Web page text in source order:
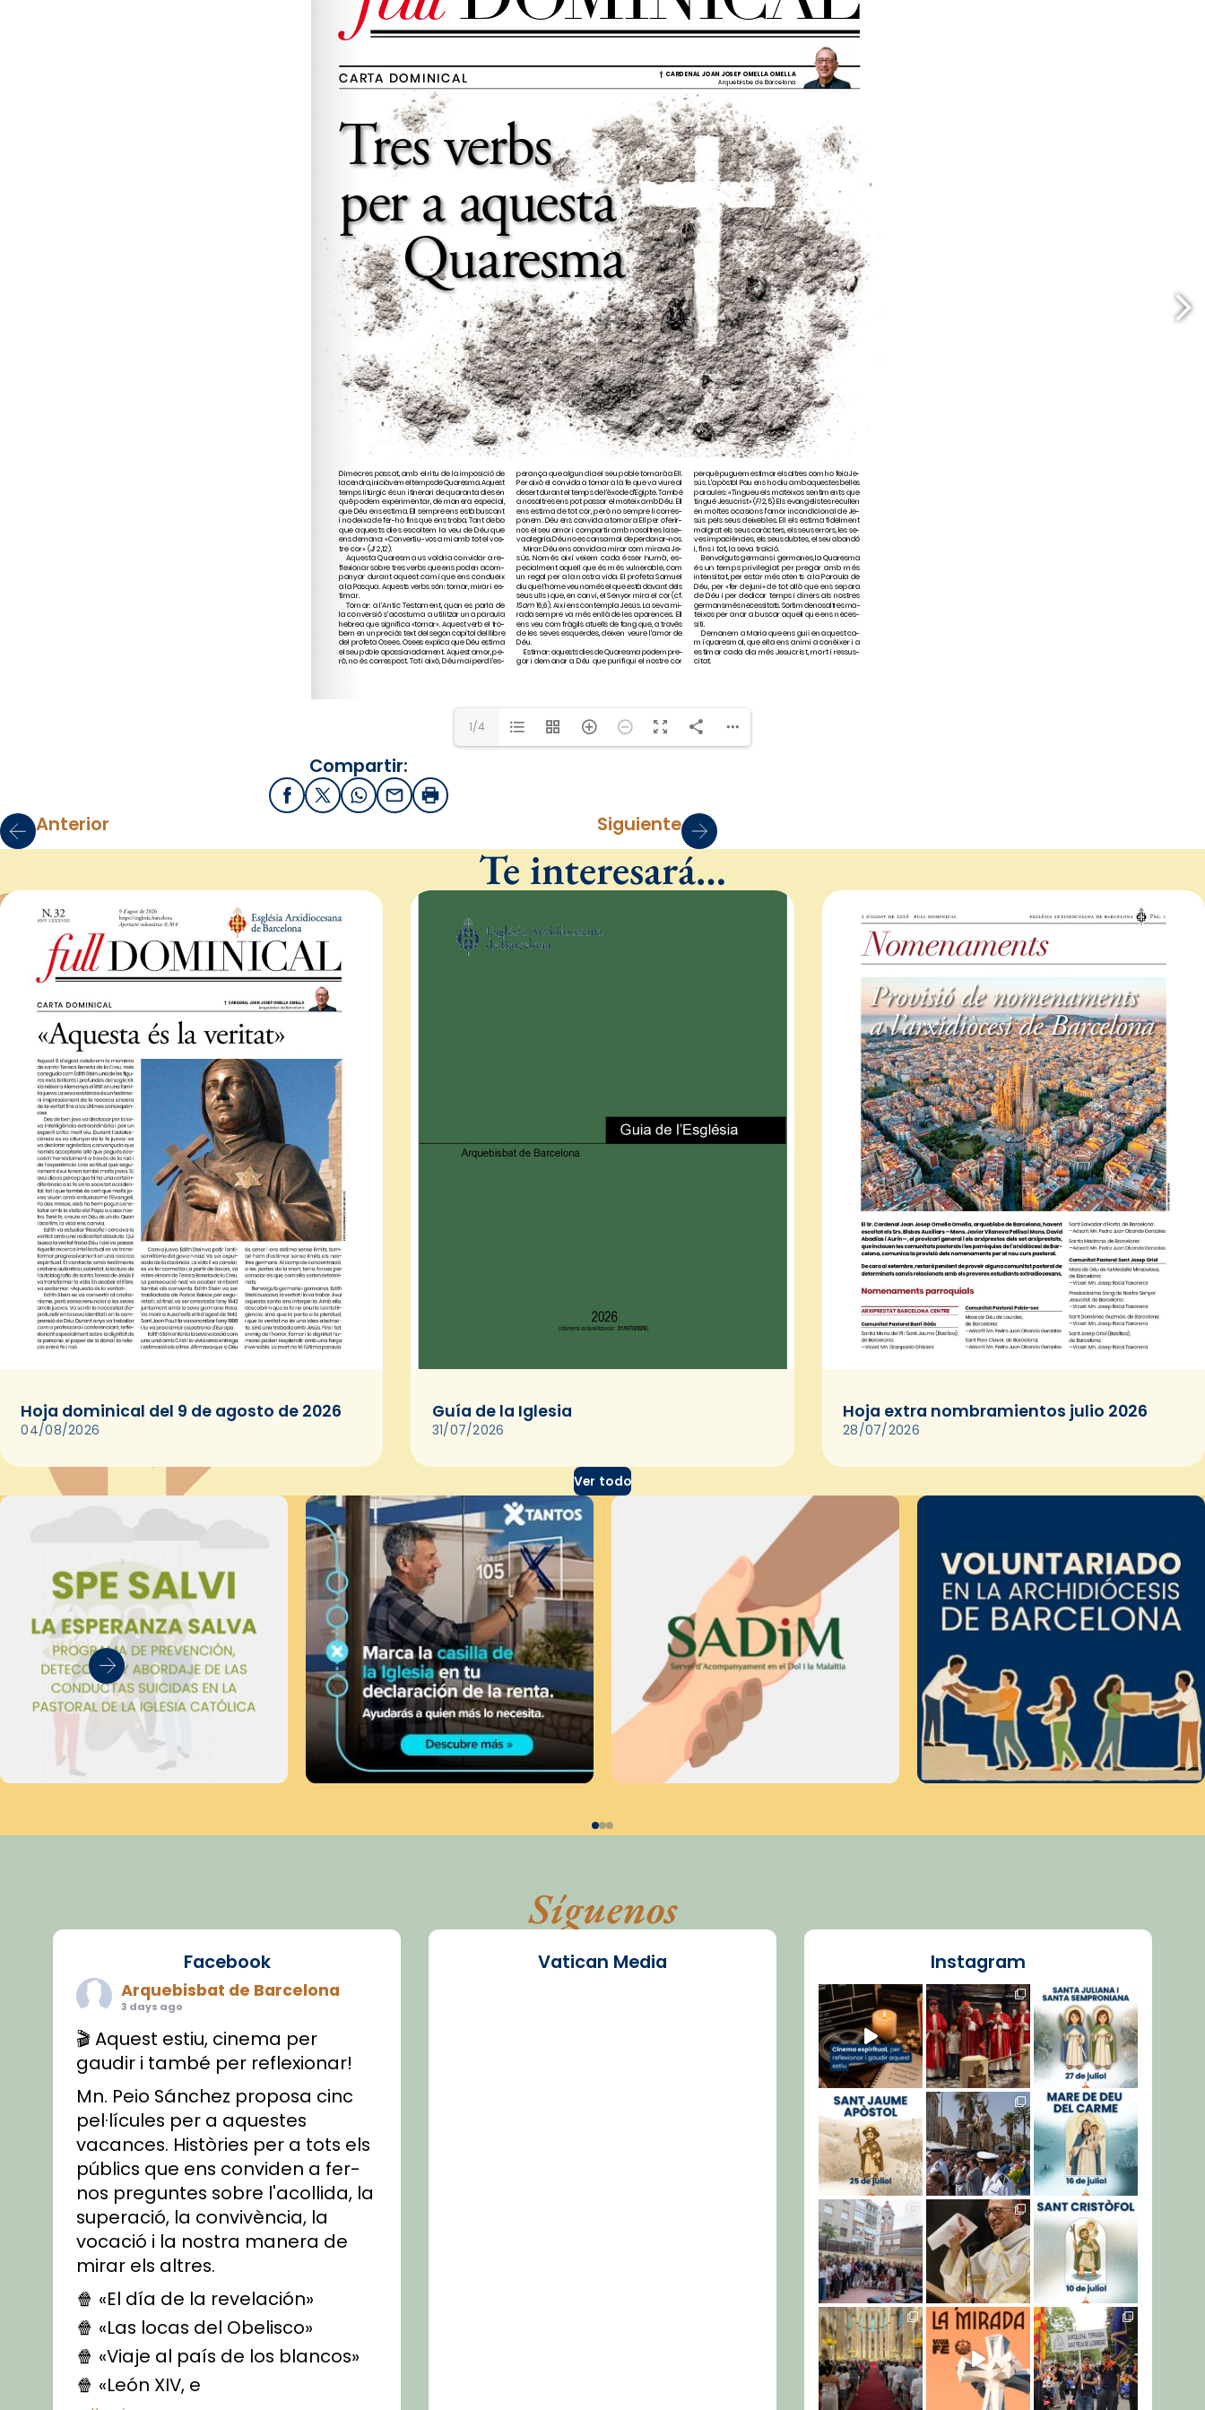
1/4
Compartir:
FacebookX / Twitter
WhatsApp
EmailImprimir
Anterior Siguiente
Te interesará…
Hoja dominical del 9 de agosto de 2026
04/08/2026
Guía de la Iglesia
31/07/2026
Hoja extra nombramientos julio 2026
28/07/2026
Ver todo
Síguenos
Facebook
Arquebisbat de Barcelona
3 days ago
🎬 Aquest estiu, cinema per
gaudir i també per reflexionar!
Mn. Peio Sánchez proposa cinc
pel·lícules per a aquestes
vacances. Històries per a tots els
públics que ens conviden a fer-
nos preguntes sobre l'acollida, la
superació, la convivència, la
vocació i la nostra manera de
mirar els altres.
🍿 «El día de la revelación»
🍿 «Las locas del Obelisco»
🍿 «Viaje al país de los blancos»
🍿 «León XIV, e
Vatican Media Instagram